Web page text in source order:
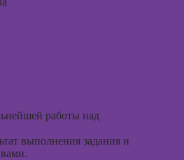
работы над
выполнения задания и